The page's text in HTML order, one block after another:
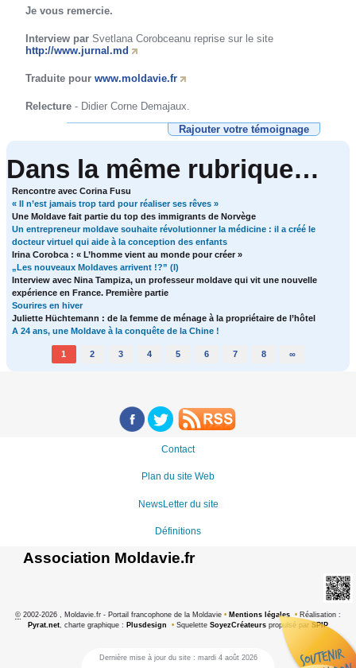
Je vous remercie.
Interview par Svetlana Corobceanu reprise sur le site
http://www.jurnal.md
Traduite pour www.moldavie.fr
Relecture - Didier Corne Demajaux.
Rajouter votre témoignage
Dans la même rubrique…
Rencontre avec Corina Fusu
« Il n’est jamais trop tard pour réaliser ses rêves »
Une Moldave fait partie du top des immigrants de Norvège
Un entrepreneur moldave souhaite révolutionner la médicine : il a créé le
docteur virtuel qui aide à la conception des enfants
Irina Corobca : « L’homme vient au monde pour créer »
„Les nouveaux Moldaves arrivent !?” (I)
Interview avec Nina Tampiza, un professeur moldave qui vit une nouvelle
expérience en France. Première partie
Sourires en hiver
Juliette Hüchtemann : de la femme de ménage à la propriétaire de l’hôtel
A 24 ans, une Moldave à la conquête de la Chine !
1 2 3 4 5 6 7 8 ∞
Contact
Plan du site Web
NewsLetter du site
Définitions
Association Moldavie.fr
© 2002-2026 , Moldavie.fr - Portail francophone de la Moldavie • Mentions légales • Réalisation :
Pyrat.net , charte graphique : Plusdesign • Squelette SoyezCréateurs propulsé par SPIP
Dernière mise à jour du site : mardi 4 août 2026